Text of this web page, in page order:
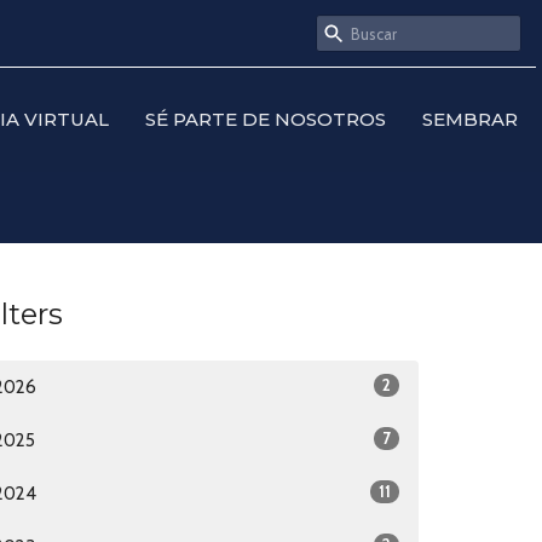
VIRTUAL SÉ PARTE DE NOSOTROS SEMBRAR
2
7
11